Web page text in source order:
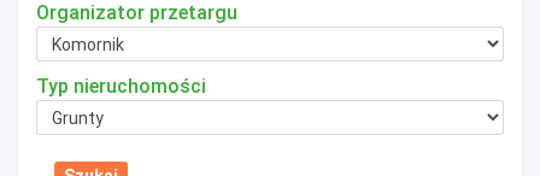
Organizator przetargu
Typ nieruchomości